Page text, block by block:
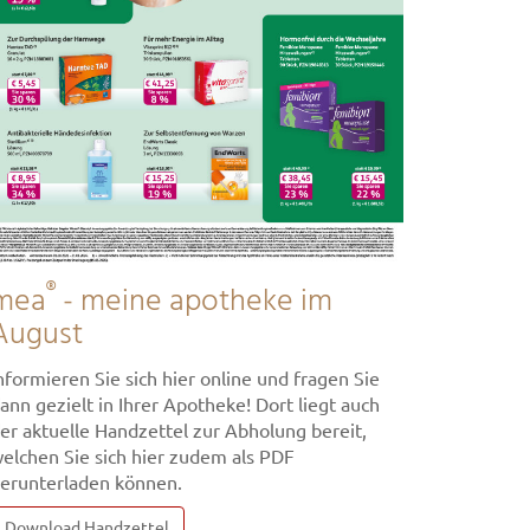
® - meine apotheke im
Sie sich hier online und fragen Sie
gezielt in Ihrer Apotheke! Dort liegt auch
aktuelle Handzettel zur Abholung bereit,
Sie sich hier zudem als PDF
können.